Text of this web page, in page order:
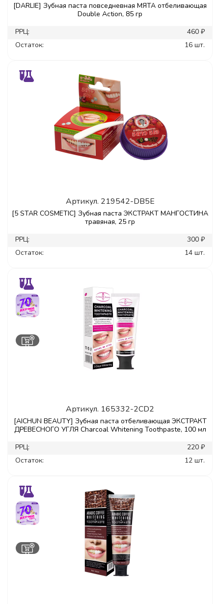
[DARLIE] Зубная паста повседневная МЯТА отбеливающая
Double Action, 85 гр
РРЦ:
460 ₽
Остаток:
16 шт.
Артикул. 219542-DB5E
[5 STAR COSMETIC] Зубная паста ЭКСТРАКТ МАНГОСТИНА
травяная, 25 гр
РРЦ:
300 ₽
Остаток:
14 шт.
Артикул. 165332-2CD2
[AICHUN BEAUTY] Зубная паста отбеливающая ЭКСТРАКТ
ДРЕВЕСНОГО УГЛЯ Charcoal Whitening Toothpaste, 100 мл
РРЦ:
220 ₽
Остаток:
12 шт.